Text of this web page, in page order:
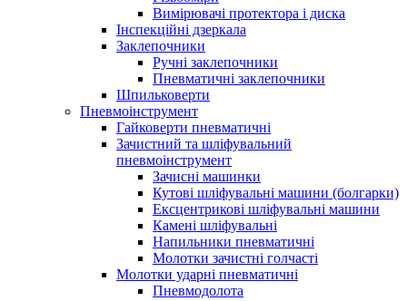
Вимірювачі протектора і диска
Інспекційні дзеркала
Заклепочники
Ручні заклепочники
Пневматичні заклепочники
Шпильковерти
Пневмоінструмент
Гайковерти пневматичні
Зачистний та шліфувальний
пневмоінструмент
Зачисні машинки
Кутові шліфувальні машини (болгарки)
Ексцентрикові шліфувальні машини
Камені шліфувальні
Напильники пневматичні
Молотки зачистні голчасті
Молотки ударні пневматичні
Пневмодолота